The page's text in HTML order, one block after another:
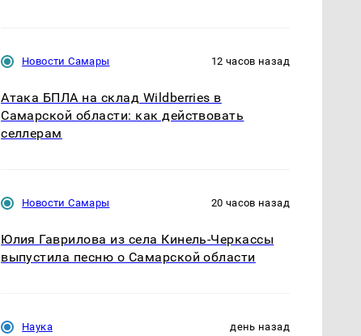
Новости Самары 12 часов назад
Атака БПЛА на склад Wildberries в
Самарской области: как действовать
селлерам
Новости Самары 20 часов назад
Юлия Гаврилова из села Кинель-Черкассы
выпустила песню о Самарской области
Наука день назад